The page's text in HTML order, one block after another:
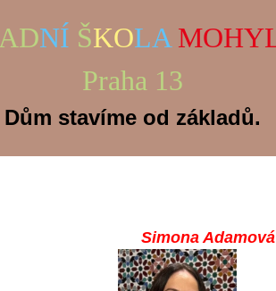
ADNÍ ŠKOLA
Praha 13
Dům stavíme od základů.
Simona Adamová